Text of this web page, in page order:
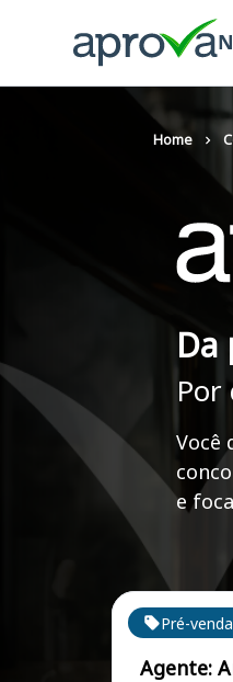
Home
Da
Por
Você
e
Cursos em
Pré-venda
Agente: